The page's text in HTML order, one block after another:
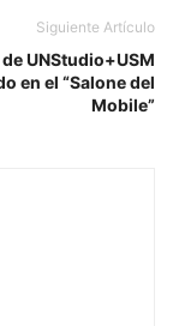
Siguiente Artículo
UNStudio+USM
en el “Salone del
Mobile”